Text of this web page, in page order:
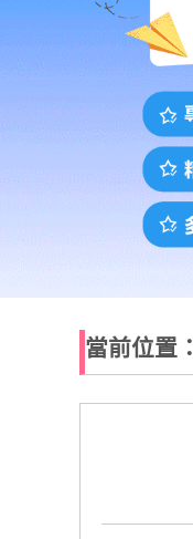
當前位置：